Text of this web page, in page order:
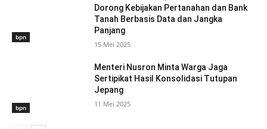
bpn
Dorong Kebijakan Pertanahan dan Bank
Tanah Berbasis Data dan Jangka
Panjang
15 Mei 2025
bpn
Menteri Nusron Minta Warga Jaga
Sertipikat Hasil Konsolidasi Tutupan
Jepang
11 Mei 2025